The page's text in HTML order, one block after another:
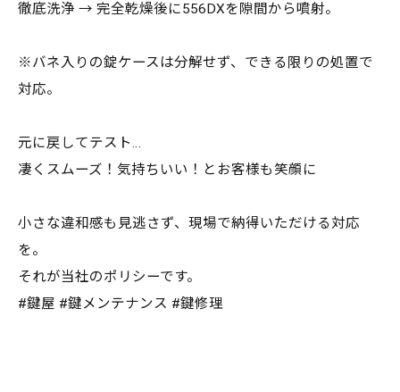
徹底洗浄 → 完全乾燥後に556DXを隙間から噴射。
※バネ入りの錠ケースは分解せず、できる限りの処置で
対応。
元に戻してテスト…
凄くスムーズ！気持ちいい！とお客様も笑顔に
小さな違和感も見逃さず、現場で納得いただける対応
を。
それが当社のポリシーです。
#鍵屋 #鍵メンテナンス #鍵修理